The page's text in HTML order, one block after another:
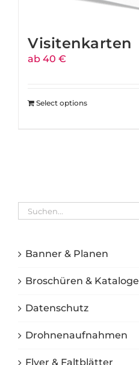
Visitenkarten
ab 40 €
Select options
Banner & Planen
Broschüren & Kataloge
Datenschutz
Drohnenaufnahmen
Flyer & Faltblätter